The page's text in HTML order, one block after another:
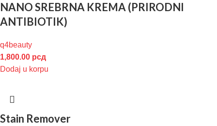
NANO SREBRNA KREMA (PRIRODNI
ANTIBIOTIK)
q4beauty
1,800.00 рсд
Dodaj u korpu
Stain Remover